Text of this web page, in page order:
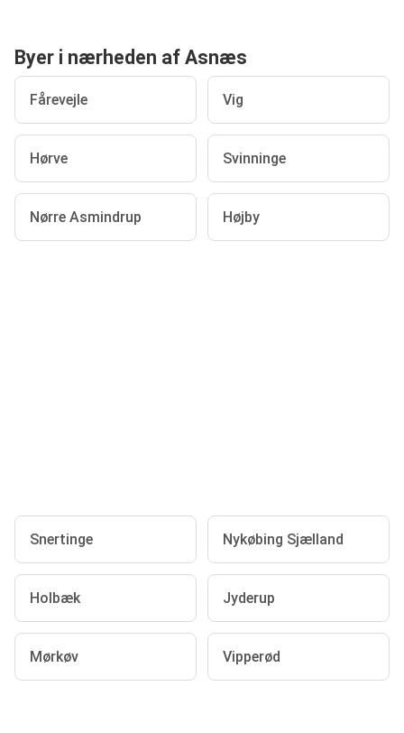
Byer i nærheden af Asnæs
Fårevejle Vig
Hørve Svinninge
Nørre Asmindrup Højby
Snertinge Nykøbing Sjælland
Holbæk Jyderup
Mørkøv Vipperød